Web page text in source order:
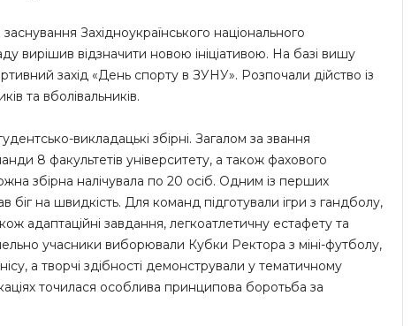
Західноукраїнського національного
вирішив відзначити новою ініціативою. На базі вишу
захід «День спорту в ЗУНУ». Розпочали дійство із
та вболівальників.
викладацькі збірні. Загалом за звання
8 факультетів університету, а також фахового
збірна налічувала по 20 осіб. Одним із перших
біг на швидкість. Для команд підготували ігри з гандболу,
адаптаційні завдання, легкоатлетичну естафету та
учасники виборювали Кубки Ректора з міні-футболу,
а творчі здібності демонстрували у тематичному
точилася особлива принципова боротьба за